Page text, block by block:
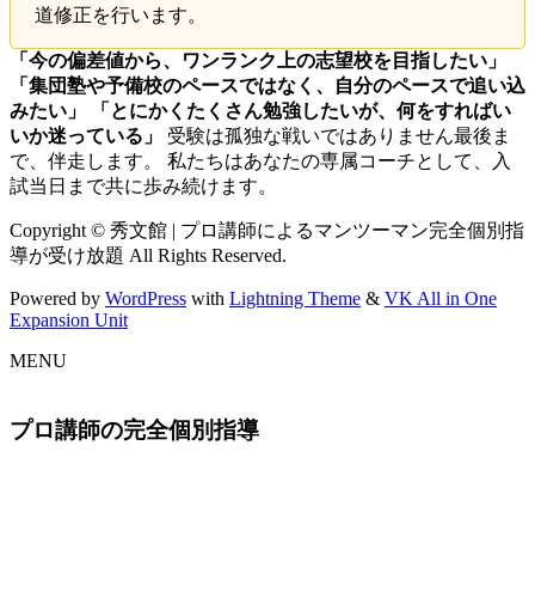
道修正を行います。
「今の偏差値から、ワンランク上の志望校を目指したい」
「集団塾や予備校のペースではなく、自分のペースで追い込
みたい」
「とにかくたくさん勉強したいが、何をすればい
いか迷っている」
受験は孤独な戦いではありません最後ま
で、伴走します。 私たちはあなたの専属コーチとして、入
試当日まで共に歩み続けます。
Copyright © 秀文館 | プロ講師によるマンツーマン完全個別指
導が受け放題 All Rights Reserved.
Powered by WordPress with Lightning Theme & VK All in One
Expansion Unit
MENU
プロ講師の完全個別指導